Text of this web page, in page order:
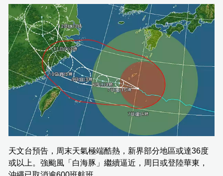
天文台預告，周末天氣極端酷熱，新界部分地區或達36度
或以上。強颱風「白海豚」繼續逼近，周日或登陸華東，